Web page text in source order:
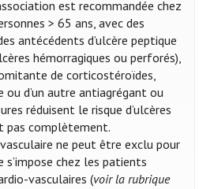
est recommandée chez
> 65 ans, avec des
antécédents d’ulcère peptique
hémorragiques ou perforés),
de corticostéroïdes,
ou d’un autre antiagrégant ou
réduisent le risque d’ulcères
pas complètement.
ne peut être exclu pour
s’impose chez les patients
vasculaires (voir la rubrique